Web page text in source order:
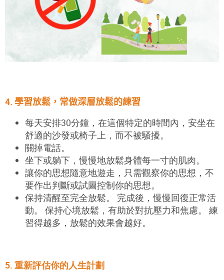
4. 學習放鬆， 常做深層放鬆的練習
每天安排30分鐘，在這個特定的時間內，安坐在
舒適的沙發或椅子上，而不被騒擾。
關掉電話。
坐下或躺下，慢慢地放鬆身體每一寸的肌肉。
讓你的思想隨意地遊走 ，只需觀察你的思想， 不
要作出判斷或試圖控制你的思想。
保持清醒至完全放鬆。 完成後，慢慢回復正常活
動。 保持心境放鬆，有助於對抗壓力和焦慮。 練
習得越多，放鬆的效果會越好。
5. 重新評估你的人生計劃